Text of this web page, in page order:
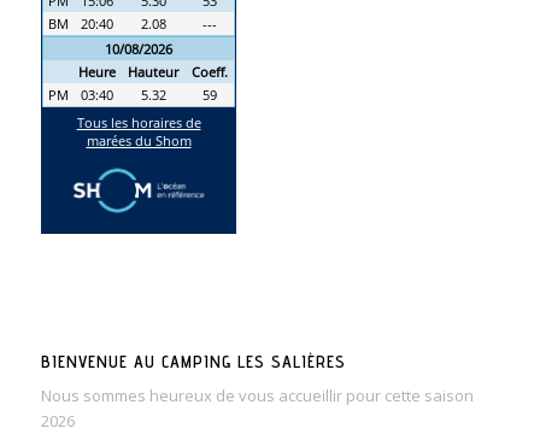
BIENVENUE AU CAMPING LES SALIÈRES
Nous sommes heureux de vous accueillir pour cette saison
2026